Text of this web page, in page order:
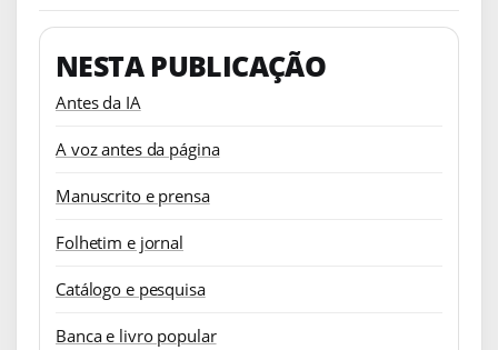
NESTA PUBLICAÇÃO
Antes da IA
A voz antes da página
Manuscrito e prensa
Folhetim e jornal
Catálogo e pesquisa
Banca e livro popular